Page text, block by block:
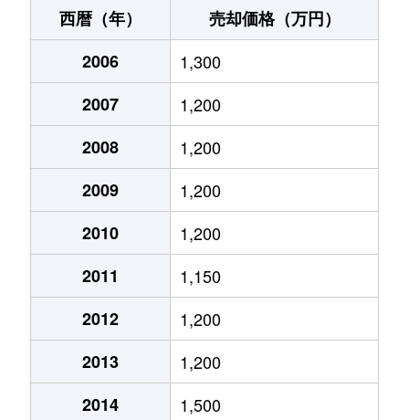
北７条東
3,500万円 東区役所前
北８条東
1,200万円
北８条東
1,400万円
北８条東
390万円
北８条東
390万円
北８条東
300万円
北８条東
3,000万円
北８条東
2,600万円
北９条東
3,400万円
北１０条東
1,800万円
西暦（年）
売却価格（万円）
2006
1,300
2007
1,200
2008
1,200
2009
1,200
2010
1,200
2011
1,150
2012
1,200
2013
1,200
2014
1,500